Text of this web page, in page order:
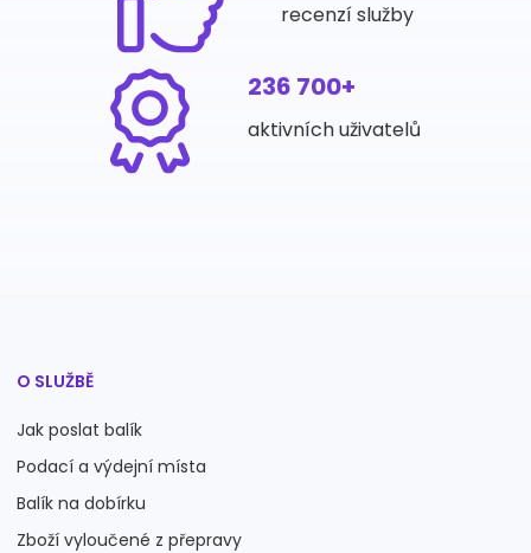
recenzí služby
236 700+
aktivních uživatelů
O SLUŽBĚ
Jak poslat balík
Podací a výdejní místa
Balík na dobírku
Zboží vyloučené z přepravy